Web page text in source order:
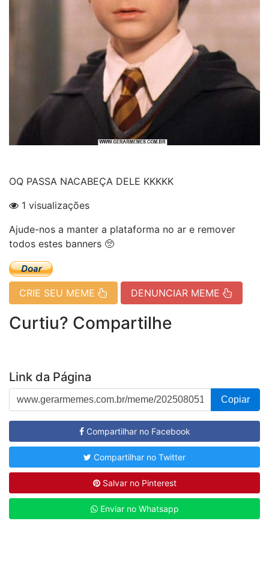
OQ PASSA NACABEÇA DELE KKKKK
1 visualizações
Ajude-nos a manter a plataforma no ar e remover
todos estes banners 🥺
CRIE SEU MEME DENUNCIAR MEME
Curtiu? Compartilhe
Link da Página
Copiar
Compartilhar no Facebook
Compartilhar no Twitter
Salvar no Pinterest
Enviar no Whatsapp